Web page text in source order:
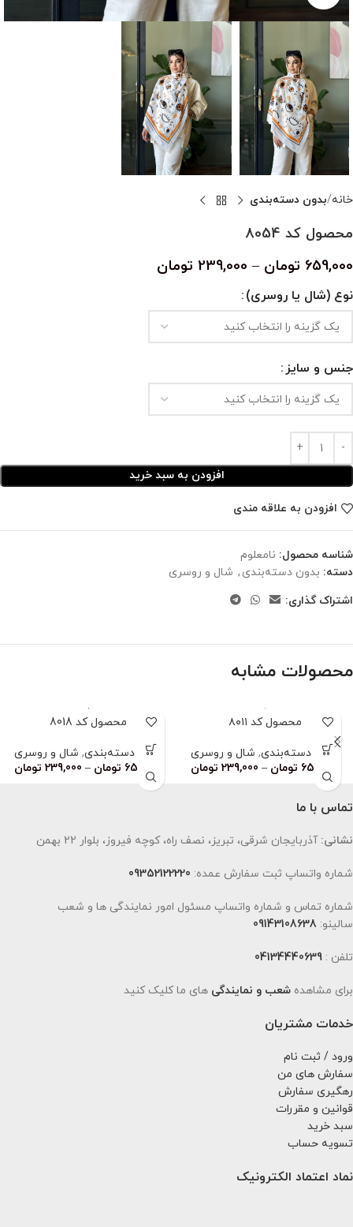
خانه بدون دسته‌بندی
محصول کد 8054
659,000 تومان –
239,000 تومان
نوع (شال یا روسری)
جنس و سایز
افزودن به سبد خرید
افزودن به علاقه مندی
شناسه محصول: نامعلوم
دسته: بدون دسته‌بندی , شال و روسری
اشتراک گذاری:
محصولات مشابه
محصول کد ۸۰۱۱
بدون دسته‌بندی, شال و روسری
659,000 تومان –
239,000 تومان
محصول کد 8018
بدون دسته‌بندی, شال و روسری
659,000 تومان –
239,000 تومان
تماس با ما
نشانی: آذربایجان شرقی، تبریز، نصف راه، کوچه فیروز، بلوار 22 بهمن
شماره واتساپ ثبت سفارش عمده: 09352122220
شماره تماس و شماره واتساپ مسئول امور نمایندگی ها و شعب
سالینو: 09143108638
تلفن : 04134440639
برای مشاهده شعب و نمایندگی های ما کلیک کنید
خدمات مشتریان
ورود / ثبت نام
سفارش های من
رهگیری سفارش
قوانین و مقررات
سبد خرید
تسویه حساب
نماد اعتماد الکترونیک